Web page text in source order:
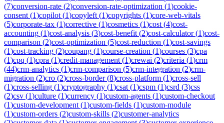
(7)conversion-rate (2)conversion-rate-optimization (1)cookie-
consent (1)copilot (1)copyleft (1)copyrights (1)core-web-vitals
(5)corporate-tax (1)corrective (1)cosmetics (1)cost (4)cost-
accounting (1)cost-analysis (3)cost-benefit (2)cost-calculator(1)cost-
comparison (2)cost-optimization (5)cost-reduction (1)cost-savings
(1)cost-tracking (2)coupang (1)course-creation (1)courses (3)cpa
(1)cpq (1)cpra (1)credit-management (1)crewai (2)criteria (1)crm
(44)crm-analytics (1)crm-comparison (5)crm-integration (2)crm-
migration (2)cro (2)cross-border(8)cross-platform (1)cross-sell
(1)cross-selling (1)cryptography (1)csat (1)cspm (1)csrd (3)css
(2)csv (1)culture (1)currency (1)custom-agents (1)custom-checkout
(1)custom-development (1)custom-fields (1)custom-module
(1)custom-orders (2)custom-skills (2)customer-analytics